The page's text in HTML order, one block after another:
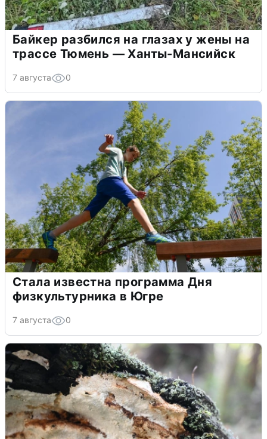
Байкер разбился на глазах у жены на
трассе Тюмень — Ханты-Мансийск
7 августа 0
Стала известна программа Дня
физкультурника в Югре
7 августа 0